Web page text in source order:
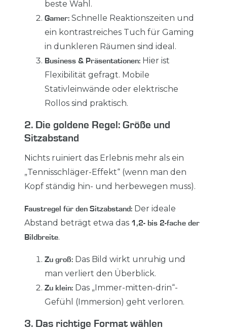
beste Wahl.
Gamer: Schnelle Reaktionszeiten und
ein kontrastreiches Tuch für Gaming
in dunkleren Räumen sind ideal.
Business & Präsentationen: Hier ist
Flexibilität gefragt. Mobile
Stativleinwände oder elektrische
Rollos sind praktisch.
2. Die goldene Regel: Größe und
Sitzabstand
Nichts ruiniert das Erlebnis mehr als ein
„Tennisschläger-Effekt“ (wenn man den
Kopf ständig hin- und herbewegen muss).
Faustregel für den Sitzabstand: Der ideale
Abstand beträgt etwa das 1,2- bis 2-fache der
Bildbreite.
Zu groß: Das Bild wirkt unruhig und
man verliert den Überblick.
Zu klein: Das „Immer-mitten-drin“-
Gefühl (Immersion) geht verloren.
3. Das richtige Format wählen